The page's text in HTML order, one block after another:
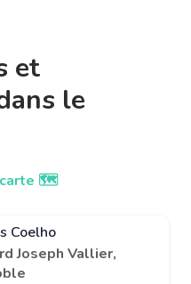
et
le
carte 🗺️
Coelho
Joseph Vallier,